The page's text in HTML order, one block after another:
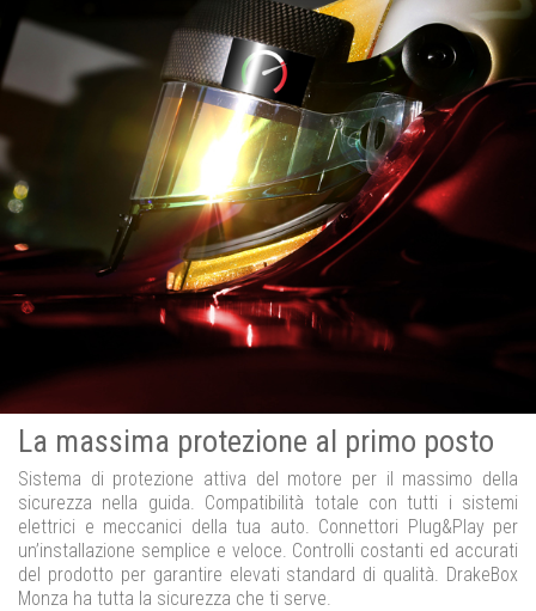
La massima protezione al primo posto
Sistema di protezione attiva del motore per il massimo della
sicurezza nella guida. Compatibilità totale con tutti i sistemi
elettrici e meccanici della tua auto. Connettori Plug&Play per
un’installazione semplice e veloce. Controlli costanti ed accurati
del prodotto per garantire elevati standard di qualità. DrakeBox
Monza ha tutta la sicurezza che ti serve.